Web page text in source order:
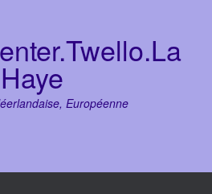
Haye
Européenne